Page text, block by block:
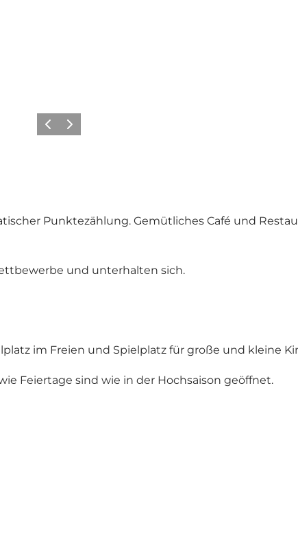
ZurückWeiter
Punktezählung. Gemütliches Café und
und unterhalten sich.
im Freien und Spielplatz für große und kleine
Feiertage sind wie in der Hochsaison geöffnet.